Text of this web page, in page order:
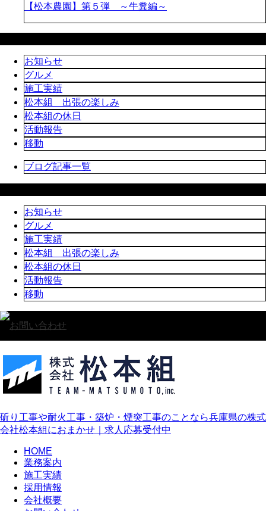
【松本農園】第５弾 ～牛糞編～
お知らせ
グルメ
施工実績
松本組 出張の楽しみ
松本組の休日
活動報告
移動
ブログ記事一覧
お知らせ
グルメ
施工実績
松本組 出張の楽しみ
松本組の休日
活動報告
移動
斫り工事や耐火工事・築炉・煙突工事のことなら兵庫県の株式
会社松本組におまかせ｜求人応募受付中
HOME
業務案内
施工実績
採用情報
会社概要